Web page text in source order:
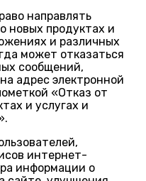
направлять
новых продуктах и
и различных
может отказаться
сообщений,
адрес электронной
«Отказ от
и услугах и
интернет-
информации о